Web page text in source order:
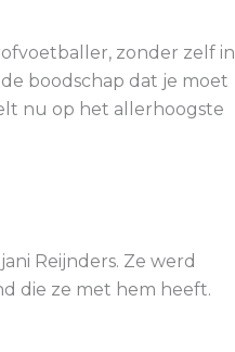
zonder zelf in
boodschap dat je moet
nu op het allerhoogste
Reijnders. Ze werd
die ze met hem heeft.